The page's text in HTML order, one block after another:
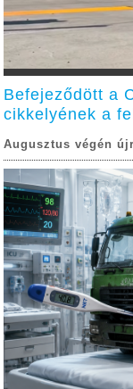
Befejeződött a
cikkelyének a
Augusztus végén